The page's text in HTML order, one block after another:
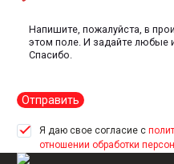
Отправить
Я даю свое согласие с
отношении обработки